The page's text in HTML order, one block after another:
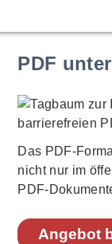
PDF
Das PDF-
nicht nur im
PDF-
Angebot